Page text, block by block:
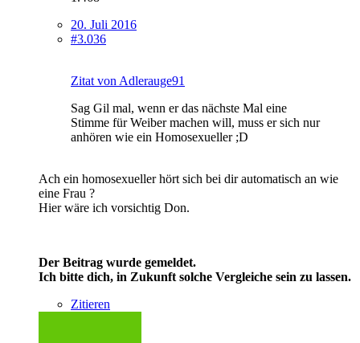
20. Juli 2016
#3.036
Zitat von Adlerauge91
Sag Gil mal, wenn er das nächste Mal eine
Stimme für Weiber machen will, muss er sich nur
anhören wie ein Homosexueller ;D
Ach ein homosexueller hört sich bei dir automatisch an wie
eine Frau ?
Hier wäre ich vorsichtig Don.
Der Beitrag wurde gemeldet.
Ich bitte dich, in Zukunft solche Vergleiche sein zu lassen.
Zitieren